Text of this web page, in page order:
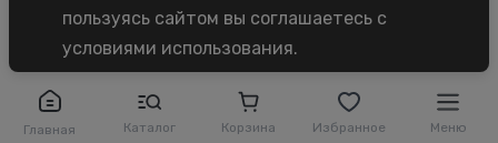
Главная Каталог Корзина Избранное Меню
пользуясь сайтом вы соглашаетесь с
условиями использования.